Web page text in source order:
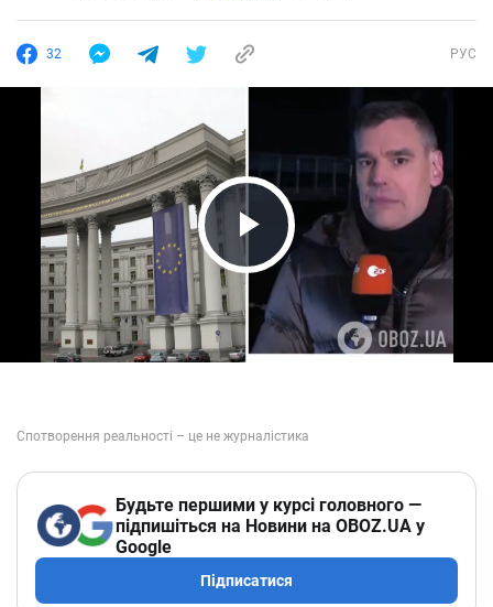
32 РУС
Play Video
Будьте першими у курсі головного —
підпишіться на Новини на OBOZ.UA у
Google
Підписатися